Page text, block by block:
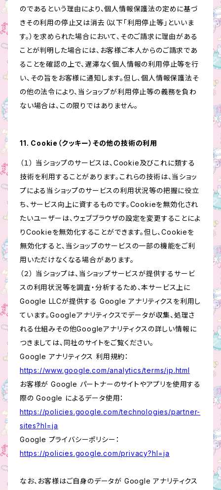
のであるという理由により、個人情報保護法の定めに基づ
きその利用の停止又は消去（以下「利用停止等」といいま
す。）を求められた場合において、そのご請求に理由がある
ことが判明した場合には、お客様ご本人からのご請求であ
ることを確認の上で、遅滞なく個人情報の利用停止等を行
い、その旨をお客様に通知します。但し、個人情報保護法そ
の他の法令により、当ショップが利用停止等の義務を負わ
ない場合は、この限りではありません。
11. Cookie（クッキー）その他の技術の利用
（１） 当ショップのサービスは、Cookie及びこれに類する
技術を利用することがあります。これらの技術は、当ショッ
プによる当ショップのサービスの利用状況等の把握に役立
ち、サービス向上に資するものです。Cookieを無効化され
たいユーザーは、ウェブブラウザの設定を変更することによ
りCookieを無効化することができます。但し、Cookieを
無効化すると、当ショップのサービスの一部の機能をご利
用いただけなくなる場合があります。
（２） 当ショップは、当ショップサービスが提供するサービ
スの利用状況等を調査・分析するため、本サービス上に
Google LLCが提供する Google アナリティクスを利用し
ています。Googleアナリティクスでデータが収集、処理さ
れる仕組みその他Googleアナリティクスの詳しい情報に
つきましては、同社のサイトをご覧ください。
Google アナリティクス 利用規約：
https://www.google.com/analytics/terms/jp.html
お客様が Google パートナーのサイトやアプリを使用する
際の Google によるデータ使用：
https://policies.google.com/technologies/partner-
sites?hl=ja
Google プライバシーポリシー：
https://policies.google.com/privacy?hl=ja
なお、お客様はご自身のデータが Google アナリティクス